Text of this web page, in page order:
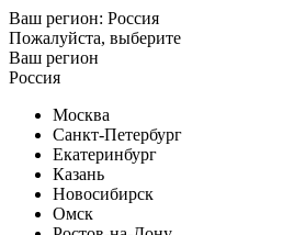
Ваш регион: Россия
Пожалуйста, выберите
Ваш регион
Россия
Москва
Санкт-Петербург
Екатеринбург
Казань
Новосибирск
Омск